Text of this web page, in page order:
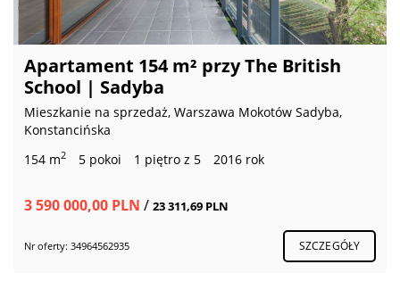
Apartament 154 m² przy The British
School | Sadyba
Mieszkanie na sprzedaż, Warszawa Mokotów Sadyba,
Konstancińska
154 m2 5 pokoi 1 piętro z 5 2016 rok
3 590 000,00 PLN / 23 311,69 PLN
Nr oferty: 34964562935 SZCZEGÓŁY